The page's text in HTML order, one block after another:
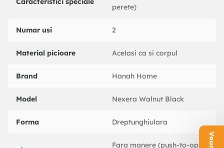
perete)
Numar usi 2
Material picioare Acelasi ca si corpul
Brand Hanah Home
Model Nexera Walnut Black
Forma Dreptunghiulara
Fara manere (push-to-open